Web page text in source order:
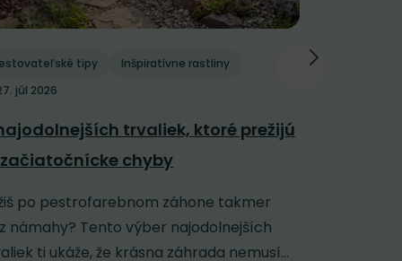
tipy
Inšpiratívne rastliny
júl 2026
trvaliek, ktoré prežijú
chyby
po pestrofarebnom záhone takmer
námahy? Tento výber najodolnejších
ti ukáže, že krásna záhrada nemusí...